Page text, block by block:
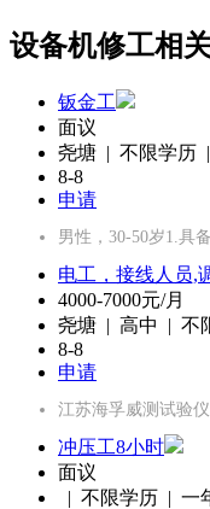
设备机修工相
钣金工
面议
尧塘 | 不限学历
8-8
申请
男性，30-50岁1.具
电工，接线人员,
4000-7000元/月
尧塘 | 高中 | 不
8-8
申请
江苏海孚威测试验
冲压工8小时
面议
| 不限学历 | 一